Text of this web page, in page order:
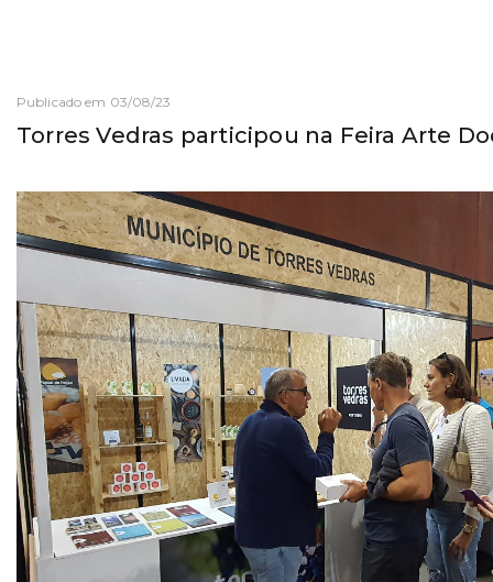
Publicado em 03/08/23
Torres Vedras participou na Feira Arte